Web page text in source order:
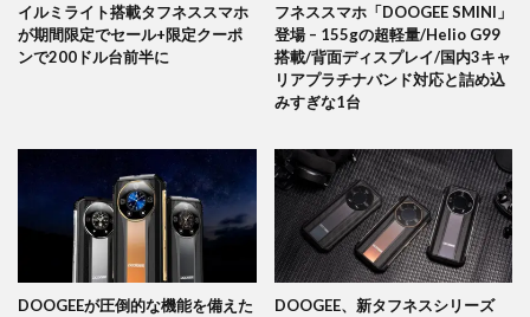
イルミライト搭載タフネススマホ
が期間限定でセール+限定クーポ
ンで200ドル台前半に
フネススマホ「DOOGEE SMINI」
登場 – 155gの超軽量/Helio G99
搭載/背面ディスプレイ/国内3キャ
リアプラチナバンド対応と詰め込
みすぎな1台
DOOGEEが圧倒的な機能を備えた
DOOGEE、新タフネスシリーズ